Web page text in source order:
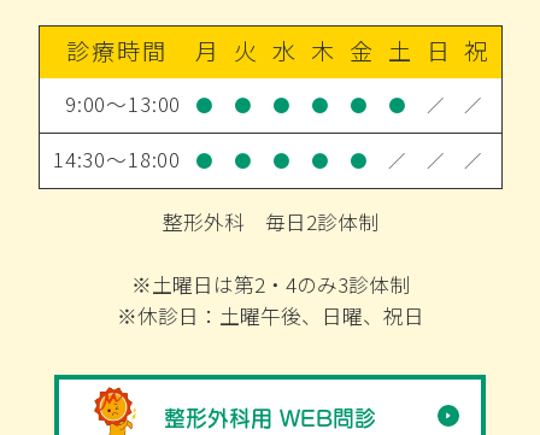
診療時間 月 火 水 木 金 土 日 祝
9:00～13:00 ● ● ● ● ● ● ／ ／
14:30～18:00 ● ● ● ● ● ／ ／ ／
整形外科 毎日2診体制
※土曜日は第2・4のみ3診体制
※休診日：土曜午後、日曜、祝日
整形外科用 WEB問診